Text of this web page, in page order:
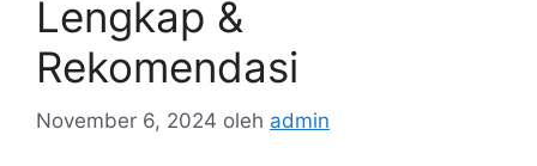
Lengkap &
Rekomendasi
November 6, 2024 oleh admin